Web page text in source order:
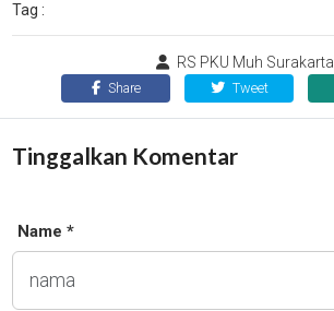
Tag :
RS PKU Muh Surakarta
Share Tweet
Tinggalkan Komentar
Name *